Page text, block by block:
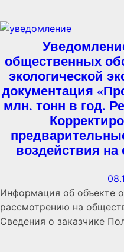
общественных
экологической
документация
млн. тонн в год.
воздействия
Информация об объекте
рассмотрению на
Сведения о заказчике